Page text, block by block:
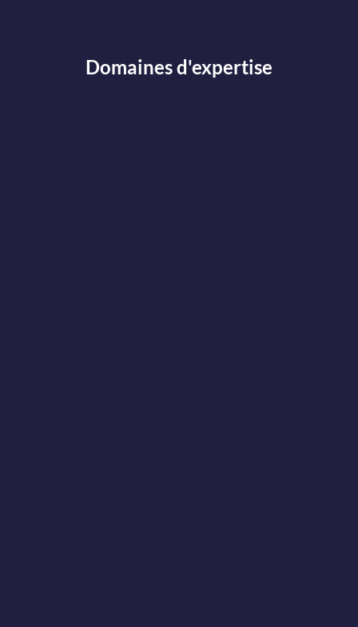
Domaines d'expertise